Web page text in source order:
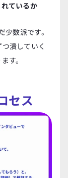
ているか
数派です。
潰していく
す。
セス